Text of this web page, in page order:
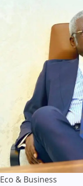
Eco & Business